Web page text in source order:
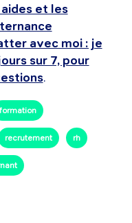
et les
avec moi : je
sur 7, pour
.
formation
recrutement rh